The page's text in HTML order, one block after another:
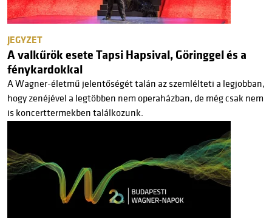
JEGYZET
A valkűrök esete Tapsi Hapsival, Göringgel és a
fénykardokkal
A Wagner-életmű jelentőségét talán az szemlélteti a legjobban,
hogy zenéjével a legtöbben nem operaházban, de még csak nem
is koncerttermekben találkozunk.